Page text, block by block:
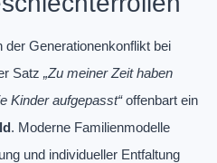
Generationenkonflikt bei
Satz „Zu meiner Zeit haben
Kinder aufgepasst“offenbart ein
. Moderne Familienmodelle
und individueller Entfaltung